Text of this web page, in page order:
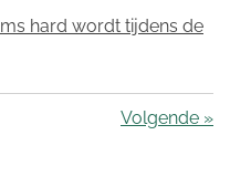
hard wordt tijdens de
Volgende »